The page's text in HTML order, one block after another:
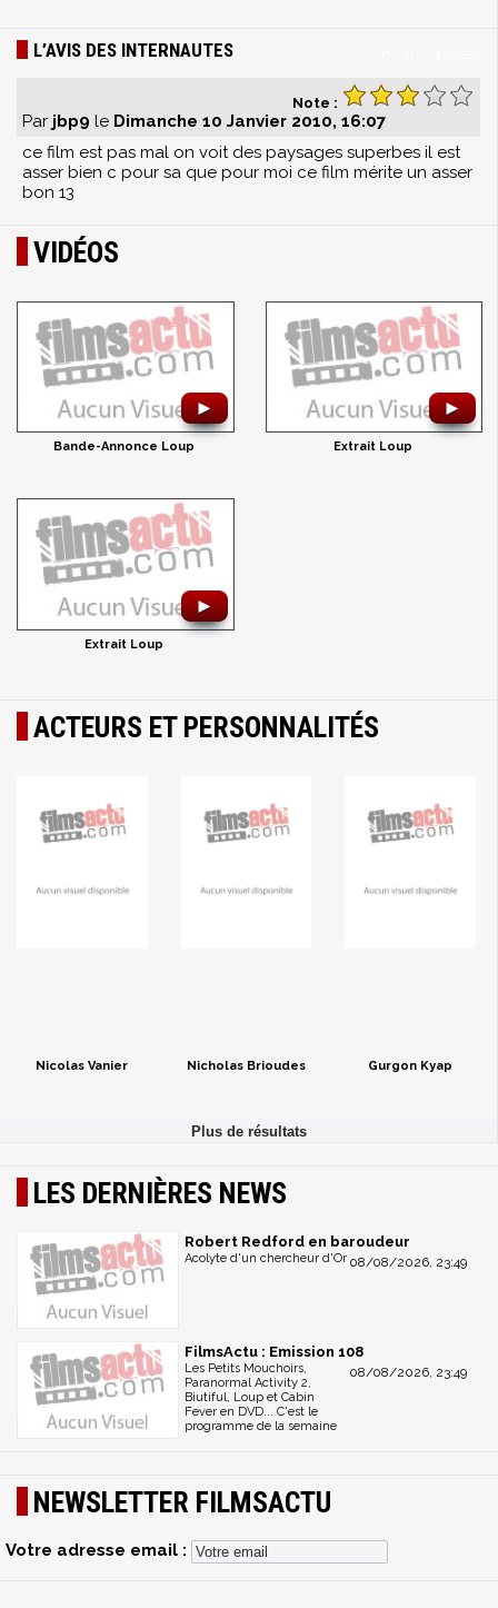
L’AVIS DES INTERNAUTES
Note :
Par jbp9 le Dimanche 10 Janvier 2010, 16:07
ce film est pas mal on voit des paysages superbes il est
asser bien c pour sa que pour moi ce film mérite un asser
bon 13
VIDÉOS
►
Bande-Annonce Loup
►
Extrait Loup
►
Extrait Loup
ACTEURS ET PERSONNALITÉS
Nicolas Vanier Nicholas Brioudes Gurgon Kyap
LES DERNIÈRES NEWS
Robert Redford en baroudeur
08/08/2026, 23:49
Acolyte d'un chercheur d'Or
FilmsActu : Emission 108
08/08/2026, 23:49
Les Petits Mouchoirs,
Paranormal Activity 2,
Biutiful, Loup et Cabin
Fever en DVD... C'est le
programme de la semaine
NEWSLETTER FILMSACTU
Votre adresse email :